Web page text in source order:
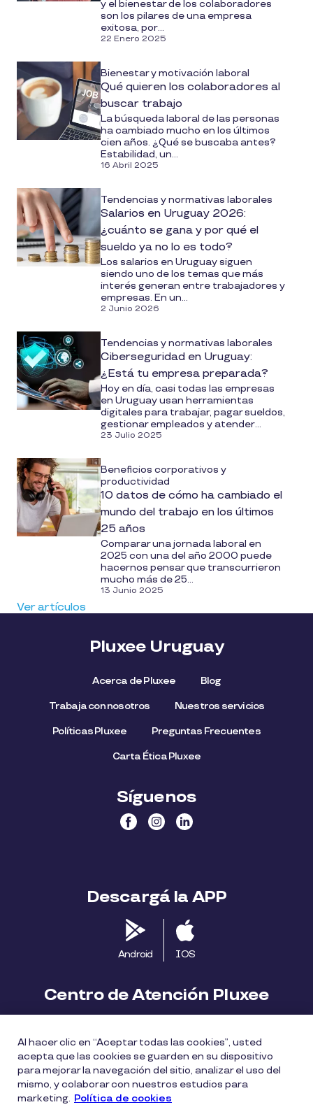
y el bienestar de los colaboradores
son los pilares de una empresa
exitosa, por...
22 Enero 2025
Bienestar y motivación laboral
Qué quieren los colaboradores al
buscar trabajo
La búsqueda laboral de las personas
ha cambiado mucho en los últimos
cien años. ¿Qué se buscaba antes?
Estabilidad, un...
16 Abril 2025
Tendencias y normativas laborales
Salarios en Uruguay 2026:
¿cuánto se gana y por qué el
sueldo ya no lo es todo?
Los salarios en Uruguay siguen
siendo uno de los temas que más
interés generan entre trabajadores y
empresas. En un...
2 Junio 2026
Tendencias y normativas laborales
Ciberseguridad en Uruguay:
¿Está tu empresa preparada?
Hoy en día, casi todas las empresas
en Uruguay usan herramientas
digitales para trabajar, pagar sueldos,
gestionar empleados y atender...
23 Julio 2025
Beneficios corporativos y
productividad
10 datos de cómo ha cambiado el
mundo del trabajo en los últimos
25 años
Comparar una jornada laboral en
2025 con una del año 2000 puede
hacernos pensar que transcurrieron
mucho más de 25...
13 Junio 2025
Ver artículos
Pluxee Uruguay
Acerca de Pluxee Blog
Trabaja con nosotros Nuestros servicios
Políticas Pluxee Preguntas Frecuentes
Carta Ética Pluxee
Síguenos
Descargá la APP
Android IOS
Centro de Atención Pluxee
consumidores.uy@pluxeegroup.com
Centro de reclamos
Al hacer clic en “Aceptar todas las cookies”, usted
acepta que las cookies se guarden en su dispositivo
para mejorar la navegación del sitio, analizar el uso del
mismo, y colaborar con nuestros estudios para
marketing. Política de cookies